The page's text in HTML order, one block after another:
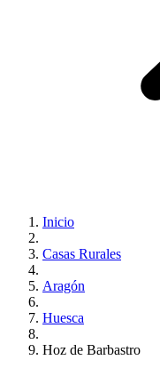
Inicio
Casas Rurales
Aragón
Huesca
Hoz de Barbastro